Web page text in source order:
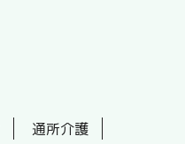
通所介護